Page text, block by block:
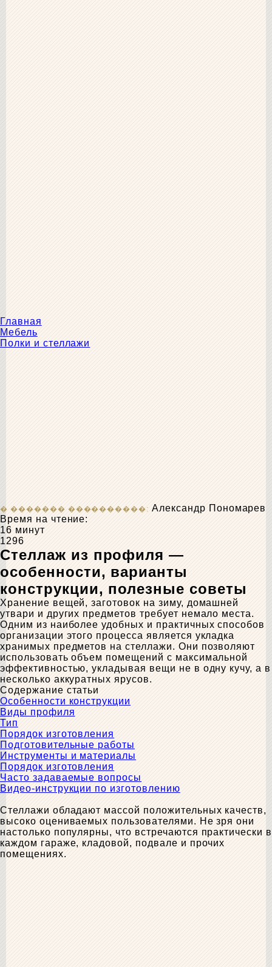
Главная
Мебель
Полки и стеллажи
Александр Пономарев
Время на чтение:
16 минут
1296
Стеллаж из профиля —
особенности, варианты
конструкции, полезные советы
Хранение вещей, заготовок на зиму, домашней
утвари и других предметов требует немало места.
Одним из наиболее удобных и практичных способов
организации этого процесса является укладка
хранимых предметов на стеллажи. Они позволяют
использовать объем помещений с максимальной
эффективностью, укладывая вещи не в одну кучу, а в
несколько аккуратных ярусов.
Содержание статьи
Особенности конструкции
Виды профиля
Тип
Порядок изготовления
Подготовительные работы
Инструменты и материалы
Порядок изготовления
Часто задаваемые вопросы
Видео-инструкции по изготовлению
Стеллажи обладают массой положительных качеств,
высоко оцениваемых пользователями. Не зря они
настолько популярны, что встречаются практически в
каждом гараже, кладовой, подвале и прочих
помещениях.